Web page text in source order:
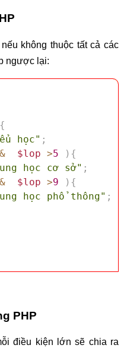
không thuộc tất cả các
ngược lại:
{
học" ;
$lop >5 ) {
học cơ sở" ;
$lop >9 ) {
học phổ thông" ;
PHP
điều kiện lớn sẽ chia ra